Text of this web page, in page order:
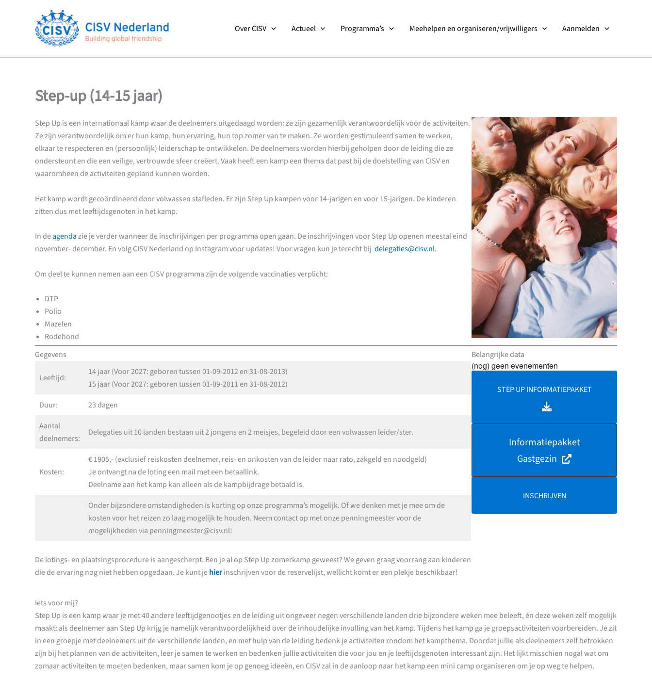
Over CISV Actueel Programma’s Meehelpen en organiseren/vrijwilligers Aanmelden
Step-up (14-15 jaar)
Step Up is een internationaal kamp waar de deelnemers uitgedaagd worden: ze zijn gezamenlijk verantwoordelijk voor de activiteiten.
Ze zijn verantwoordelijk om er hun kamp, hun ervaring, hun top zomer van te maken. Ze worden gestimuleerd samen te werken,
elkaar te respecteren en (persoonlijk) leiderschap te ontwikkelen. De deelnemers worden hierbij geholpen door de leiding die ze
ondersteunt en die een veilige, vertrouwde sfeer creëert. Vaak heeft een kamp een thema dat past bij de doelstelling van CISV en
waaromheen de activiteiten gepland kunnen worden.
Het kamp wordt gecoördineerd door volwassen stafleden. Er zijn Step Up kampen voor 14-jarigen en voor 15-jarigen. De kinderen
zitten dus met leeftijdsgenoten in het kamp.
In deagendazie je verder wanneer de inschrijvingen per programma open gaan. De inschrijvingen voor Step Up openen meestal eind
november- december. En volg CISV Nederland op Instagram voor updates! Voor vragen kun je terecht bij delegaties@cisv.nl.
Om deel te kunnen nemen aan een CISV programma zijn de volgende vaccinaties verplicht:
DTP
Polio
Mazelen
Rodehond
Gegevens
Leeftijd:
14 jaar (Voor 2027: geboren tussen 01-09-2012 en 31-08-2013)
15 jaar (Voor 2027: geboren tussen 01-09-2011 en 31-08-2012)
Duur:
23 dagen
Aantal
deelnemers:
Delegaties uit 10 landen bestaan uit 2 jongens en 2 meisjes, begeleid door een volwassen leider/ster.
Kosten:
€ 1905,- (exclusief reiskosten deelnemer, reis- en onkosten van de leider naar rato, zakgeld en noodgeld)
Je ontvangt na de loting een mail met een betaallink.
Deelname aan het kamp kan alleen als de kampbijdrage betaald is.
Onder bijzondere omstandigheden is korting op onze programma’s mogelijk. Of we denken met je mee om de
kosten voor het reizen zo laag mogelijk te houden. Neem contact op met onze penningmeester voor de
mogelijkheden via penningmeester@cisv.nl!
De lotings- en plaatsingsprocedure is aangescherpt. Ben je al op Step Up zomerkamp geweest? We geven graag voorrang aan kinderen
die de ervaring nog niet hebben opgedaan. Je kunt jehierinschrijven voor de reservelijst, wellicht komt er een plekje beschikbaar!
Belangrijke data
(nog) geen evenementen
STEP UP INFORMATIEPAKKET
Informatiepakket
Gastgezin
INSCHRIJVEN
Iets voor mij?
Step Up is een kamp waar je met 40 andere leeftijdgenootjes en de leiding uit ongeveer negen verschillende landen drie bijzondere weken mee beleeft, én deze weken zelf mogelijk
maakt: als deelnemer aan Step Up krijg je namelijk verantwoordelijkheid over de inhoudelijke invulling van het kamp. Tijdens het kamp ga je groepsactiviteiten voorbereiden. Je zit
in een groepje met deelnemers uit de verschillende landen, en met hulp van de leiding bedenk je activiteiten rondom het kampthema. Doordat jullie als deelnemers zelf betrokken
zijn bij het plannen van de activiteiten, leer je samen te werken en bedenken jullie activiteiten die voor jou en je leeftijdsgenoten interessant zijn. Het lijkt misschien nogal wat om
zomaar activiteiten te moeten bedenken, maar samen kom je op genoeg ideeën, en CISV zal in de aanloop naar het kamp een mini camp organiseren om je op weg te helpen.